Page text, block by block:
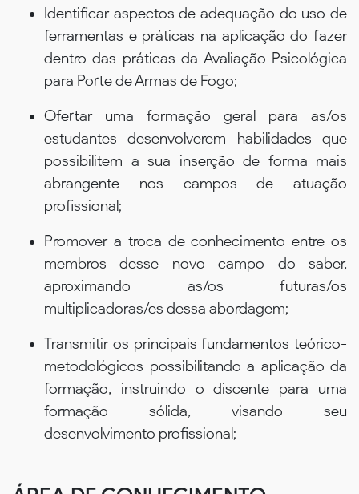
Identificar aspectos de adequação do uso de
ferramentas e práticas na aplicação do fazer
dentro das práticas da Avaliação Psicológica
para Porte de Armas de Fogo;
Ofertar uma formação geral para as/os
estudantes desenvolverem habilidades que
possibilitem a sua inserção de forma mais
abrangente nos campos de atuação
profissional;
Promover a troca de conhecimento entre os
membros desse novo campo do saber,
aproximando as/os futuras/os
multiplicadoras/es dessa abordagem;
Transmitir os principais fundamentos teórico-
metodológicos possibilitando a aplicação da
formação, instruindo o discente para uma
formação sólida, visando seu
desenvolvimento profissional;